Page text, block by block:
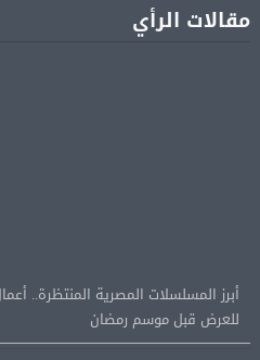
مقالات الرأي
للعرض قبل موسم رمضان